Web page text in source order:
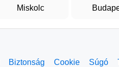
Miskolc
Biztonság Cookie Súgó